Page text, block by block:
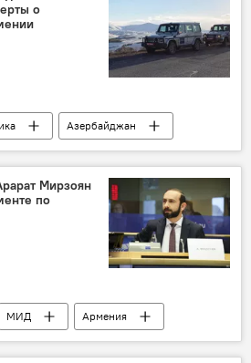
о
Азербайджан
Сергей Мелконян
Мирзоян
по
МИД
Армения
Европарламент